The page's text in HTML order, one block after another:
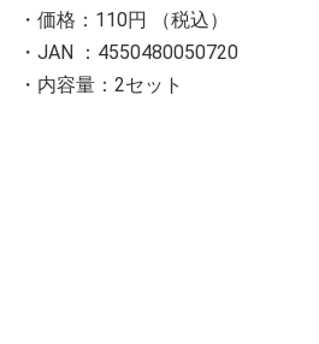
・価格：110円 （税込）
・JAN ：4550480050720
・内容量：2セット